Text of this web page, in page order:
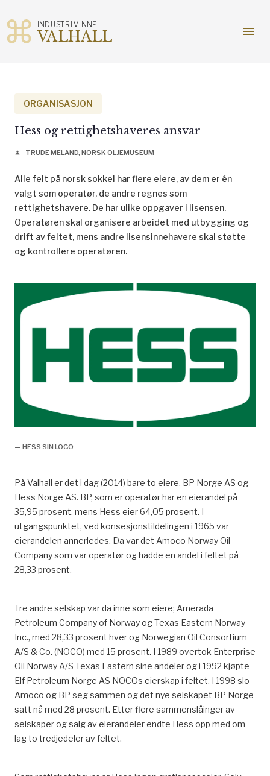
innhold
menu
INDUSTRIMINNE
VALHALL
ORGANISASJON
Hess og rettighetshaveres ansvar
person TRUDE MELAND, NORSK OLJEMUSEUM
Alle felt på norsk sokkel har flere eiere, av dem er én
valgt som operatør, de andre regnes som
rettighetshavere. De har ulike oppgaver i lisensen.
Operatøren skal organisere arbeidet med utbygging og
drift av feltet, mens andre lisensinnehavere skal støtte
og kontrollere operatøren.
— HESS SIN LOGO
På Valhall er det i dag (2014) bare to eiere, BP Norge AS og
Hess Norge AS. BP, som er operatør har en eierandel på
35,95 prosent, mens Hess eier 64,05 prosent. I
utgangspunktet, ved konsesjonstildelingen i 1965 var
eierandelen annerledes. Da var det Amoco Norway Oil
Company som var operatør og hadde en andel i feltet på
28,33 prosent.
Tre andre selskap var da inne som eiere; Amerada
Petroleum Company of Norway og Texas Eastern Norway
Inc., med 28,33 prosent hver og Norwegian Oil Consortium
A/S & Co. (NOCO) med 15 prosent. I 1989 overtok Enterprise
Oil Norway A/S Texas Eastern sine andeler og i 1992 kjøpte
Elf Petroleum Norge AS NOCOs eierskap i feltet. I 1998 slo
Amoco og BP seg sammen og det nye selskapet BP Norge
satt nå med 28 prosent. Etter flere sammenslåinger av
selskaper og salg av eierandeler endte Hess opp med om
lag to tredjedeler av feltet.